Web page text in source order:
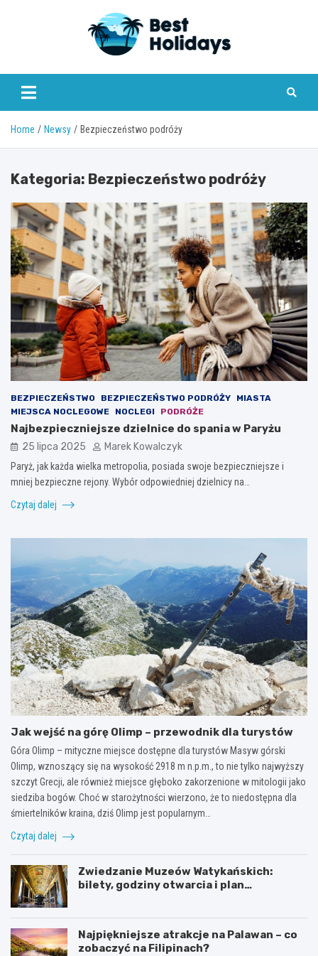
bestholidays.pl
Home Newsy Bezpieczeństwo podróży
Kategoria: Bezpieczeństwo podróży
BEZPIECZEŃSTWO BEZPIECZEŃSTWO PODRÓŻY
MIASTA
MIEJSCA NOCLEGOWE
NOCLEGI PODRÓŻE
Najbezpieczniejsze dzielnice do spania w Paryżu
25 lipca 2025 Marek Kowalczyk
Paryż, jak każda wielka metropolia, posiada swoje bezpieczniejsze i
mniej bezpieczne rejony. Wybór odpowiedniej dzielnicy na…
Czytaj dalej
Jak wejść na górę Olimp – przewodnik dla turystów
Góra Olimp – mityczne miejsce dostępne dla turystów Masyw górski
Olimp, wznoszący się na wysokość 2918 m n.p.m., to nie tylko najwyższy
szczyt Grecji, ale również miejsce głęboko zakorzenione w mitologii jako
siedziba bogów. Choć w starożytności wierzono, że to niedostępna dla
śmiertelników kraina, dziś Olimp jest popularnym…
Czytaj dalej
Zwiedzanie Muzeów Watykańskich:
bilety, godziny otwarcia i plan
Najpiękniejsze atrakcje na Palawan – co
zobaczyć na Filipinach?